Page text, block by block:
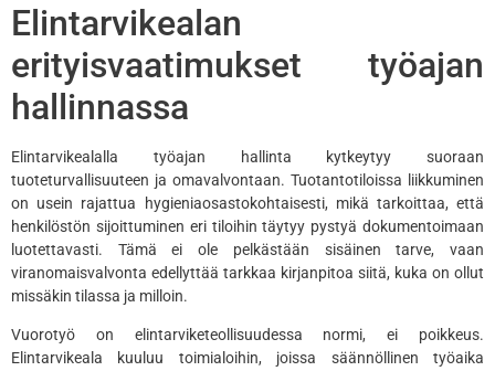
Elintarvikealan
erityisvaatimukset työajan
hallinnassa
Elintarvikealalla työajan hallinta kytkeytyy suoraan
tuoteturvallisuuteen ja omavalvontaan. Tuotantotiloissa liikkuminen
on usein rajattua hygieniaosastokohtaisesti, mikä tarkoittaa, että
henkilöstön sijoittuminen eri tiloihin täytyy pystyä dokumentoimaan
luotettavasti. Tämä ei ole pelkästään sisäinen tarve, vaan
viranomaisvalvonta edellyttää tarkkaa kirjanpitoa siitä, kuka on ollut
missäkin tilassa ja milloin.
Vuorotyö on elintarviketeollisuudessa normi, ei poikkeus.
Elintarvikeala kuuluu toimialoihin, joissa säännöllinen työaika